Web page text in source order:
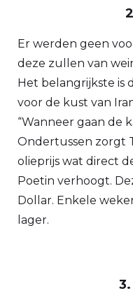
Er werden geen
deze zullen van
Het belangrijkste is
voor de kust van
“Wanneer gaan de
Ondertussen zorgt
olieprijs wat direct
Poetin verhoogt.
Dollar. Enkele
lager.